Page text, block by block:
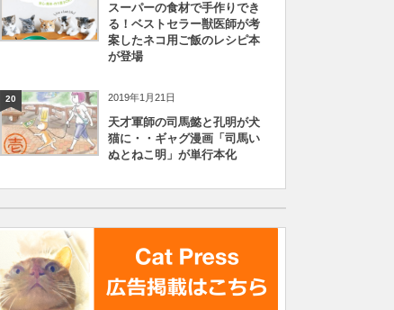
スーパーの食材で手作りでき
る！ベストセラー獣医師が考
案したネコ用ご飯のレシピ本
が登場
20 2019年1月21日
天才軍師の司馬懿と孔明が犬
猫に・・ギャグ漫画「司馬い
ぬとねこ明」が単行本化